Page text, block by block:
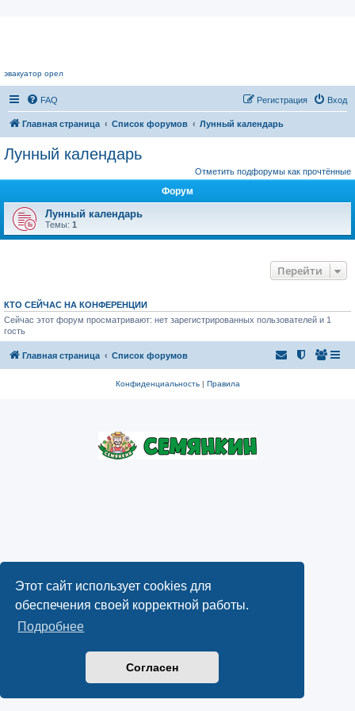
Этот сайт использует cookies для
обеспечения своей корректной работы.
Подробнее
Согласен
эвакуатор орел
FAQ Вход
Регистрация
Главная страница Список форумов Лунный календарь
Лунный календарь
Отметить подфорумы как прочтённые
Форум
Лунный календарь
Темы: 1
Перейти
КТО СЕЙЧАС НА КОНФЕРЕНЦИИ
Сейчас этот форум просматривают: нет зарегистрированных пользователей и 1
гость
Главная страница Список форумов
Конфиденциальность| Правила